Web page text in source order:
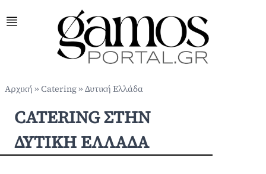
Αρχική »Catering»Δυτική Ελλάδα
CATERING ΣΤΗΝ
ΔΥΤΙΚΉ ΕΛΛΆΔΑ